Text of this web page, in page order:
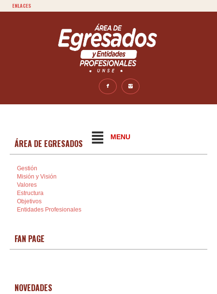
ENLACES
MENU
ÁREA DE EGRESADOS
Gestión
Misión y Visión
Valores
Estructura
Objetivos
Entidades Profesionales
FAN PAGE
NOVEDADES